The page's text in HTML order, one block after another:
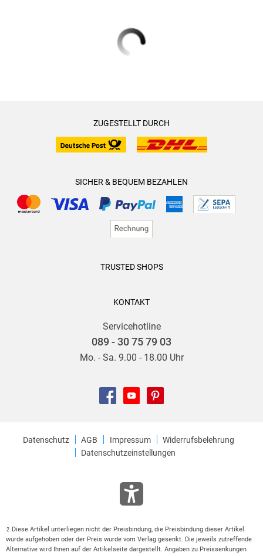
ZUGESTELLT DURCH
SICHER & BEQUEM BEZAHLEN
TRUSTED SHOPS
KONTAKT
Servicehotline
089 - 30 75 79 03
Mo. - Sa. 9.00 - 18.00 Uhr
Datenschutz AGB Impressum
Widerrufsbelehrung
Datenschutzeinstellungen
2 Diese Artikel unterliegen nicht der Preisbindung, die Preisbindung dieser Artikel
wurde aufgehoben oder der Preis wurde vom Verlag gesenkt. Die jeweils zutreffende
Alternative wird Ihnen auf der Artikelseite dargestellt. Angaben zu Preissenkungen